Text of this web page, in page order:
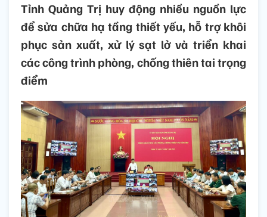
Tỉnh Quảng Trị huy động nhiều nguồn lực
để sửa chữa hạ tầng thiết yếu, hỗ trợ khôi
phục sản xuất, xử lý sạt lở và triển khai
các công trình phòng, chống thiên tai trọng
điểm